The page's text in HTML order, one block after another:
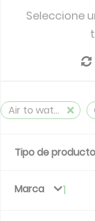
Seleccione
Air to water, heating, and cooling
Tipo de producto
Marca 1